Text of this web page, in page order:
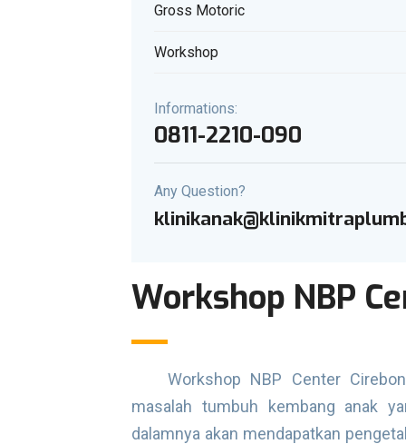
Gross Motoric
Workshop
Informations:
0811-2210-090
Any Question?
Workshop NBP
Workshop NBP Center
masalah tumbuh kembang anak
dalamnya akan mendapatkan